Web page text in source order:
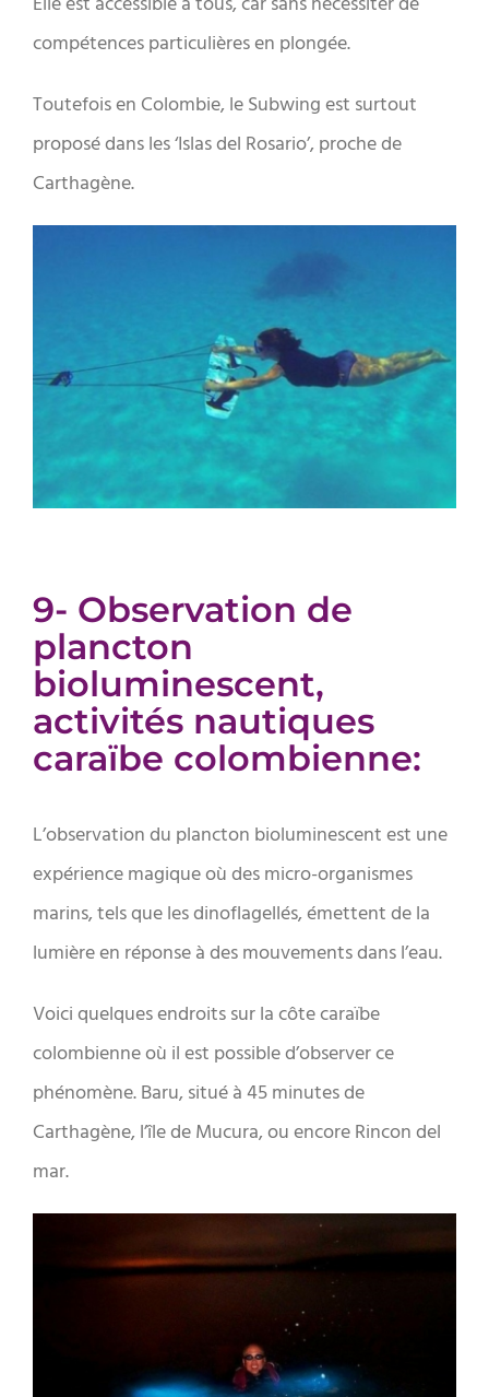
compétences particulières en plongée.
Toutefois en Colombie, le Subwing est surtout
proposé dans les ‘Islas del Rosario’, proche de
Carthagène.
9- Observation de
plancton
bioluminescent,
activités nautiques
caraïbe colombienne:
L’observation du plancton bioluminescent est une
expérience magique où des micro-organismes
marins, tels que les dinoflagellés, émettent de la
lumière en réponse à des mouvements dans l’eau.
Voici quelques endroits sur la côte caraïbe
colombienne où il est possible d’observer ce
phénomène. Baru, situé à 45 minutes de
Carthagène, l’île de Mucura, ou encore Rincon del
mar.